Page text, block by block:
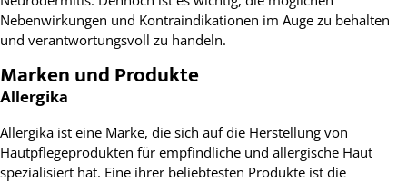
Nebenwirkungen und Kontraindikationen im Auge zu behalten
und verantwortungsvoll zu handeln.
Marken und Produkte
Allergika
Allergika ist eine Marke, die sich auf die Herstellung von
Hautpflegeprodukten für empfindliche und allergische Haut
spezialisiert hat. Eine ihrer beliebtesten Produkte ist die